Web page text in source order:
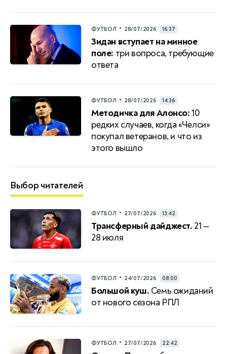
ФУТБОЛ • 28/07/2026 16:37
Зидан вступает на минное
поле: три вопроса, требующие
ответа
ФУТБОЛ • 28/07/2026 14:36
Методичка для Алонсо:10
редких случаев, когда «Челси»
покупал ветеранов, и что из
этого вышло
Выбор читателей
ФУТБОЛ • 27/07/2026 13:42
Трансферный дайджест. 21 —
28 июля
ФУТБОЛ • 24/07/2026 08:00
Большой куш. Семь ожиданий
от нового сезона РПЛ
ФУТБОЛ • 27/07/2026 22:42